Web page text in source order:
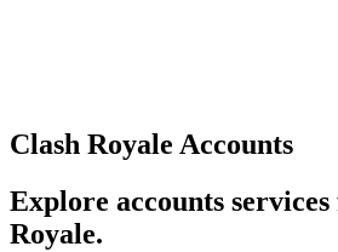
Clash Royale Accounts
Explore accounts
Royale.